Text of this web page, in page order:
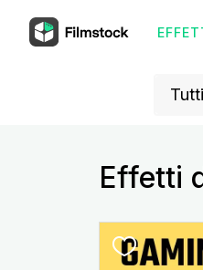
Effetti